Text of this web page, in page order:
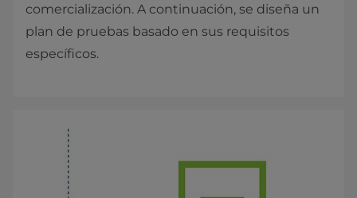
comercialización. A continuación, se diseña un
plan de pruebas basado en sus requisitos
específicos.